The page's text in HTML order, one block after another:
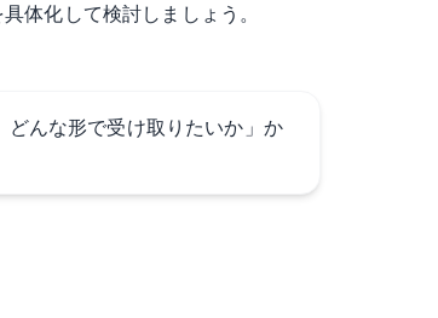
体化して検討しましょう。
んな形で受け取りたいか」か